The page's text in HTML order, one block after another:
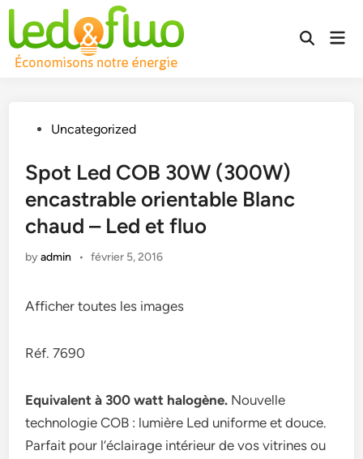
Skip
content
Open
PostedUncategorized
Spot Led COB 30W (300W)
encastrable orientable Blanc
chaud – Led et fluo
byadmin • février 5, 2016
Afficher toutes les images
Réf. 7690
Equivalent à 300 watt halogène. Nouvelle
technologie COB : lumière Led uniforme et douce.
Parfait pour l’éclairage intérieur de vos vitrines ou